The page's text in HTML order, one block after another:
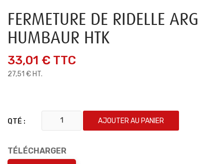
FERMETURE DE RIDELLE ARG
HUMBAUR HTK
33,01 € TTC
27,51 € HT.
QTÉ : AJOUTER AU PANIER
TÉLÉCHARGER